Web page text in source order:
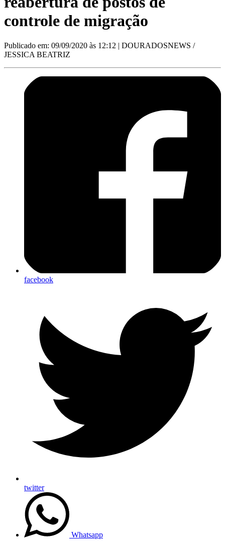
controle de migração
Publicado em: 09/09/2020 às 12:12 | DOURADOSNEWS /
JESSICA BEATRIZ
facebook
twitter
Whatsapp